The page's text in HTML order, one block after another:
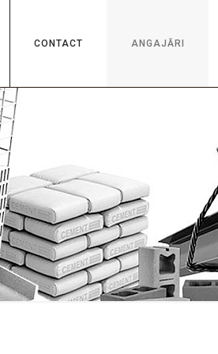
CONTACT ANGAJĂRI